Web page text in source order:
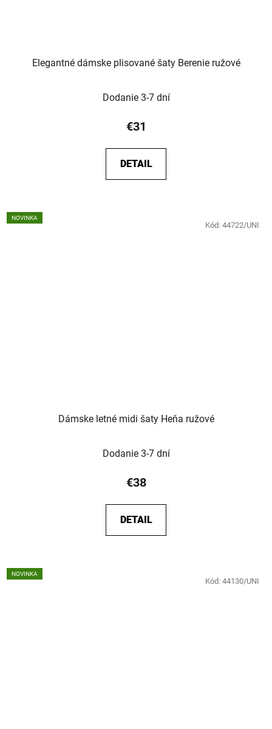
Elegantné dámske plisované šaty Berenie ružové
Dodanie 3-7 dní
€31
DETAIL
NOVINKA
Dámske letné midi šaty Heňa ružové
Dodanie 3-7 dní
€38
DETAIL
Kód: 44722/UNI
NOVINKA
Kód: 44130/UNI